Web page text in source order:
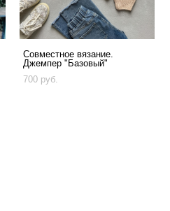
Совместное вязание.
Джемпер "Базовый"
700 pуб.